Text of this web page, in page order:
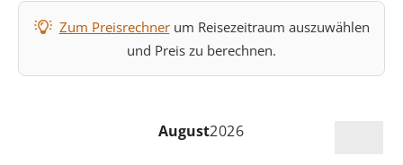
Zum Preisrechnerum Reisezeitraum auszuwählen
und Preis zu berechnen.
August2026